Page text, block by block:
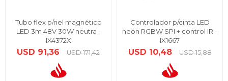
Tubo flex p/riel magnético
LED 3m 48V 30W neutra -
IX4372X
USD 91,36 USD 171,42
Controlador p/cinta LED
neón RGBW SPI + control IR -
IX1667
USD 10,48 USD 15,88